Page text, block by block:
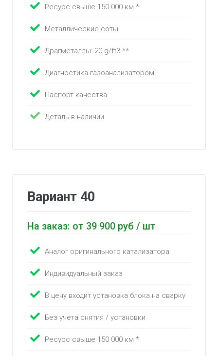
Ресурс свыше 150 000 км *
Металлические соты
Драгметаллы: 20 g/ft3 **
Диагностика газоанализатором
Паспорт качества
Деталь в наличии
Вариант 40
На заказ: от 39 900 руб / шт
Аналог оригинального катализатора
Индивидуальный заказ
В цену входит установка блока на сварку
Без учета снятия / установки
Ресурс свыше 150 000 км *